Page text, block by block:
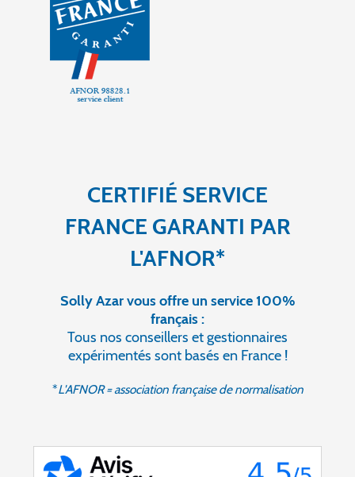
CERTIFIÉ SERVICE
FRANCE GARANTI PAR
L'AFNOR*
Solly Azar vous offre un service 100%
français :
Tous nos conseillers et gestionnaires
expérimentés sont basés en France !
*L'AFNOR = association française de normalisation